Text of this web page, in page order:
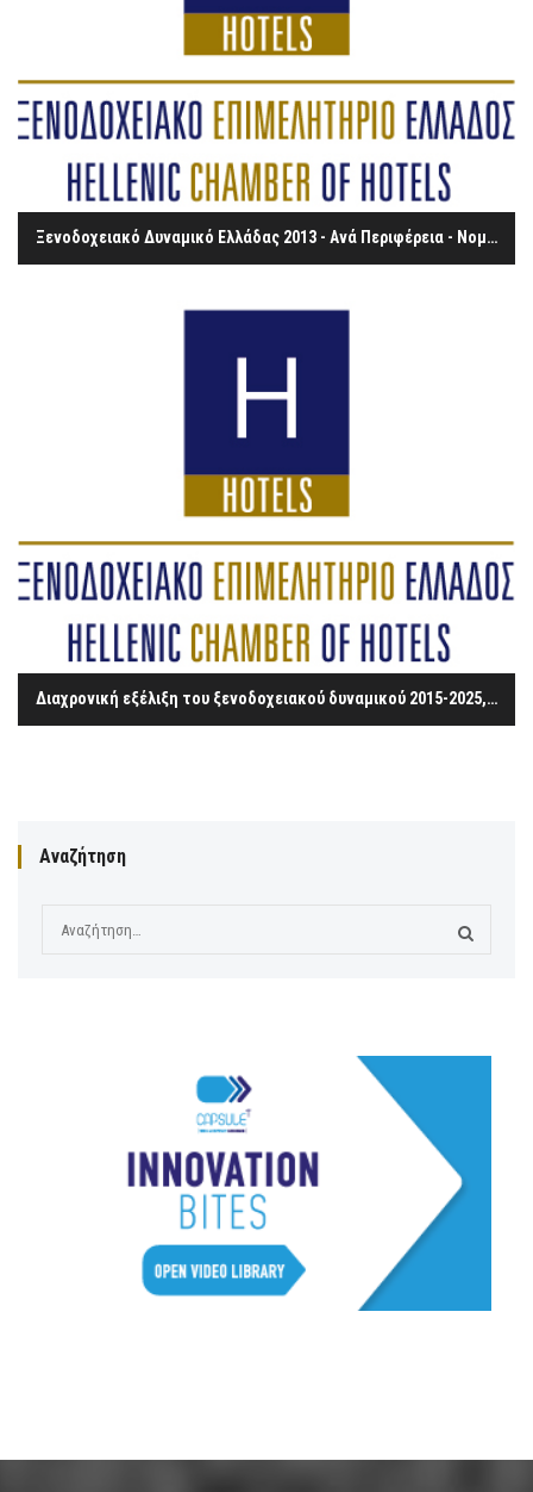
Ξενοδοχειακό Δυναμικό Ελλάδας 2013 - Ανά Περιφέρεια - Νομό – Νησί
Διαχρονική εξέλιξη του ξενοδοχειακού δυναμικού 2015-2025, ανά Περιφέρεια και κατηγορία
Αναζήτηση